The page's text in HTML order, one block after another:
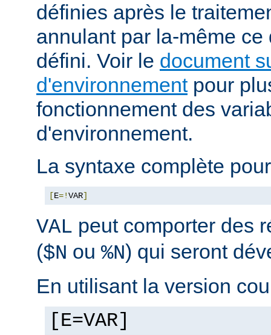
définies après le
annulant par la-même ce
défini. Voir le document
d'environnementpour
fonctionnement des
d'environnement.
La syntaxe complète
[E=!VAR]
VAL peut comporter des
($N ou %N) qui seront
En utilisant la version
[E=VAR]